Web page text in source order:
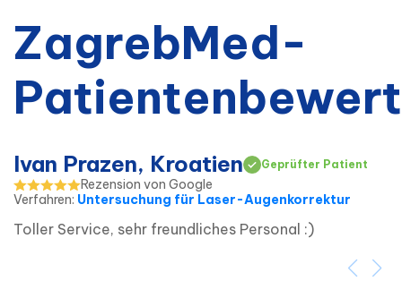
ZagrebMed-
Ivan Prazen, Kroatien Geprüfter Patient
Rezension von Google
Verfahren: Untersuchung für Laser-Augenkorrektur
Toller Service, sehr freundliches Personal :)